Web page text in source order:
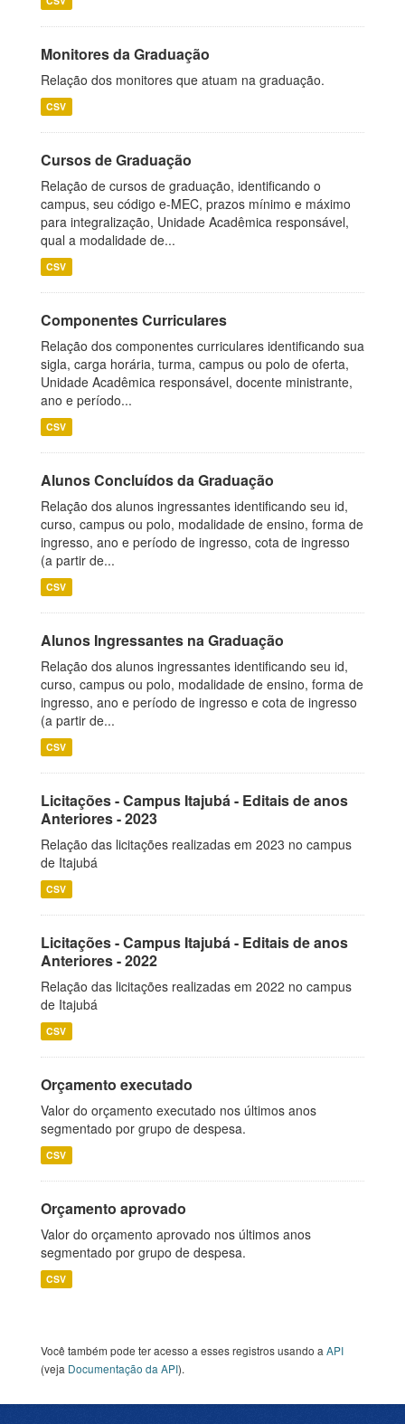
Monitores da Graduação
Relação dos monitores que atuam na graduação.
CSV
Cursos de Graduação
Relação de cursos de graduação, identificando o
campus, seu código e-MEC, prazos mínimo e máximo
para integralização, Unidade Acadêmica responsável,
qual a modalidade de...
CSV
Componentes Curriculares
Relação dos componentes curriculares identificando sua
sigla, carga horária, turma, campus ou polo de oferta,
Unidade Acadêmica responsável, docente ministrante,
ano e período...
CSV
Alunos Concluídos da Graduação
Relação dos alunos ingressantes identificando seu id,
curso, campus ou polo, modalidade de ensino, forma de
ingresso, ano e período de ingresso, cota de ingresso
(a partir de...
CSV
Alunos Ingressantes na Graduação
Relação dos alunos ingressantes identificando seu id,
curso, campus ou polo, modalidade de ensino, forma de
ingresso, ano e período de ingresso e cota de ingresso
(a partir de...
CSV
Licitações - Campus Itajubá - Editais de anos
Anteriores - 2023
Relação das licitações realizadas em 2023 no campus
de Itajubá
CSV
Licitações - Campus Itajubá - Editais de anos
Anteriores - 2022
Relação das licitações realizadas em 2022 no campus
de Itajubá
CSV
Orçamento executado
Valor do orçamento executado nos últimos anos
segmentado por grupo de despesa.
CSV
Orçamento aprovado
Valor do orçamento aprovado nos últimos anos
segmentado por grupo de despesa.
CSV
Você também pode ter acesso a esses registros usando a API
(veja Documentação da API).